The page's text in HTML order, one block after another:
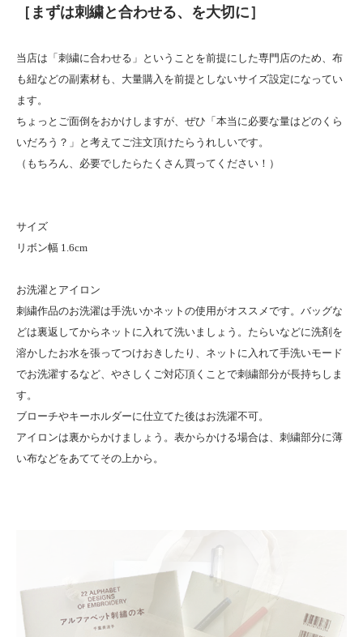
［まずは刺繍と合わせる、を大切に］
当店は「刺繍に合わせる」ということを前提にした専門店のため、布
も紐などの副素材も、大量購入を前提としないサイズ設定になってい
ます。
ちょっとご面倒をおかけしますが、ぜひ「本当に必要な量はどのくら
いだろう？」と考えてご注文頂けたらうれしいです。
（もちろん、必要でしたらたくさん買ってください！）
サイズ
リボン幅 1.6cm
お洗濯とアイロン
刺繍作品のお洗濯は手洗いかネットの使用がオススメです。バッグな
どは裏返してからネットに入れて洗いましょう。たらいなどに洗剤を
溶かしたお水を張ってつけおきしたり、ネットに入れて手洗いモード
でお洗濯するなど、やさしくご対応頂くことで刺繍部分が長持ちしま
す。
ブローチやキーホルダーに仕立てた後はお洗濯不可。
アイロンは裏からかけましょう。表からかける場合は、刺繍部分に薄
い布などをあててその上から。